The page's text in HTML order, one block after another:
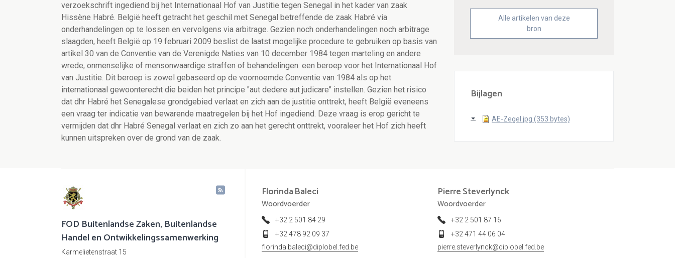
verzoekschrift ingediend bij het Internationaal Hof van Justitie tegen Senegal in het kader van zaak
Hissène Habré. België heeft getracht het geschil met Senegal betreffende de zaak Habré via
onderhandelingen op te lossen en vervolgens via arbitrage. Gezien noch onderhandelingen noch arbitrage
slaagden, heeft België op 19 februari 2009 beslist de laatst mogelijke procedure te gebruiken op basis van
artikel 30 van de Conventie van de Verenigde Naties van 10 december 1984 tegen marteling en andere
wrede, onmenselijke of mensonwaardige straffen of behandelingen: een beroep voor het Internationaal Hof
van Justitie. Dit beroep is zowel gebaseerd op de voornoemde Conventie van 1984 als op het
internationaal gewoonterecht die beiden het principe "aut dedere aut judicare" instellen. Gezien het risico
dat dhr Habré het Senegalese grondgebied verlaat en zich aan de justitie onttrekt, heeft België eveneens
een vraag ter indicatie van bewarende maatregelen bij het Hof ingediend. Deze vraag is erop gericht te
vermijden dat dhr Habré Senegal verlaat en zich zo aan het gerecht onttrekt, vooraleer het Hof zich heeft
kunnen uitspreken over de grond van de zaak.
Alle artikelen van deze
bron
Bijlagen
AE-Zegel.jpg (353 bytes)
FOD Buitenlandse Zaken, Buitenlandse
Handel en Ontwikkelingssamenwerking
Karmelietenstraat 15
FlorindaBaleci
Woordvoerder
+32 2 501 84 29
+32 478 92 09 37
florinda.baleci@diplobel.fed.be
PierreSteverlynck
Woordvoerder
+32 2 501 87 16
+32 471 44 06 04
pierre.steverlynck@diplobel.fed.be